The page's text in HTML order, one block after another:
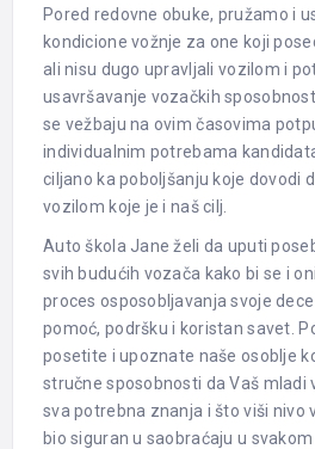
Pored redovne obuke, pružamo i
kondicione vožnje za one koji
ali nisu dugo upravljali vozilom i
usavršavanje vozačkih
se vežbaju na ovim časovima
individualnim potrebama
ciljano ka poboljšanju koje dovodi
vozilom koje je i naš cilj.
Auto škola Jane želi da uputi
svih budućih vozača kako bi se i
proces osposobljavanja svoje
pomoć, podršku i koristan savet.
posetite i upoznate naše osoblje
stručne sposobnosti da Vaš mladi
sva potrebna znanja i što viši nivo
bio siguran u saobraćaju u svakom